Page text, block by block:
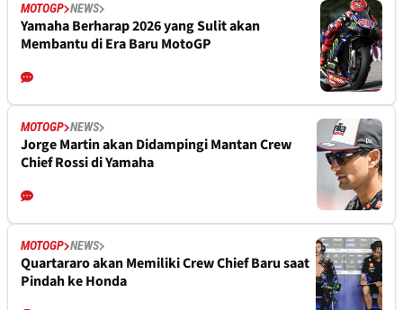
MOTOGP NEWS
Yamaha Berharap 2026 yang Sulit akan
Membantu di Era Baru MotoGP
MOTOGP NEWS
Jorge Martin akan Didampingi Mantan Crew
Chief Rossi di Yamaha
MOTOGP NEWS
Quartararo akan Memiliki Crew Chief Baru saat
Pindah ke Honda